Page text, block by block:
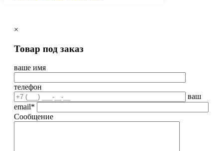
×
Товар под заказ
ваше имя
телефон
ваш
email*
Сообщение